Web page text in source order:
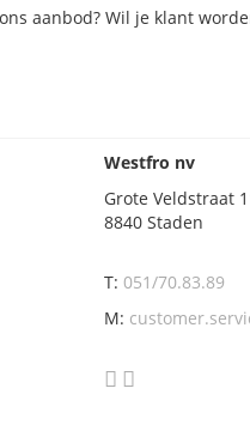
aanbod? Wil je klant
Westfro nv
Grote Veldstraat
8840 Staden
T:051/70.83.89
M: